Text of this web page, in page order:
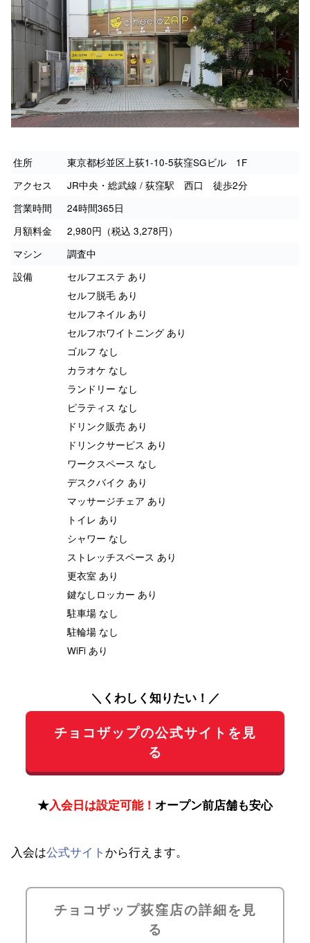
住所
東京都杉並区上荻1-10-5荻窪SGビル 1F
アクセス
JR中央・総武線 / 荻窪駅 西口 徒歩2分
営業時間
24時間365日
月額料金
2,980円（税込 3,278円）
マシン
調査中
設備
セルフエステ あり
セルフ脱毛 あり
セルフネイル あり
セルフホワイトニング あり
ゴルフ なし
カラオケ なし
ランドリー なし
ピラティス なし
ドリンク販売 あり
ドリンクサービス あり
ワークスペース なし
デスクバイク あり
マッサージチェア あり
トイレ あり
シャワー なし
ストレッチスペース あり
更衣室 あり
鍵なしロッカー あり
駐車場 なし
駐輪場 なし
WiFi あり
＼くわしく知りたい！／
チョコザップの公式サイトを見
る
★入会日は設定可能！ オープン前店舗も安心
入会は公式サイト から行えます。
チョコザップ荻窪店の詳細を見
る